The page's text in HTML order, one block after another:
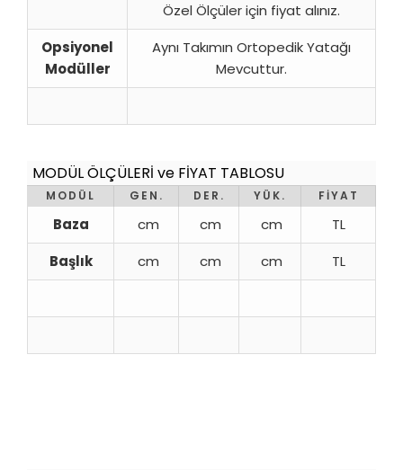
Özel Ölçüler için fiyat alınız.
Opsiyonel
Modüller
Aynı Takımın Ortopedik Yatağı
Mevcuttur.
MODÜL ÖLÇÜLERİ ve FİYAT TABLOSU
MODÜL GEN. DER. YÜK. FİYAT
Baza cm cm cm
TL
Başlık
cm cm cm TL